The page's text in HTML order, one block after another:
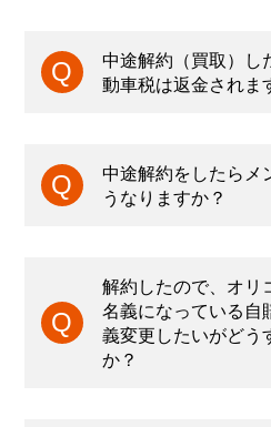
※元のご契約が個人契
継後の連帯保証人
中途解約（買取）し
動車税は返金されま
中途解約をしたらメ
うなりますか？
解約したので、オリ
名義になっている自
義変更したいがどう
か？